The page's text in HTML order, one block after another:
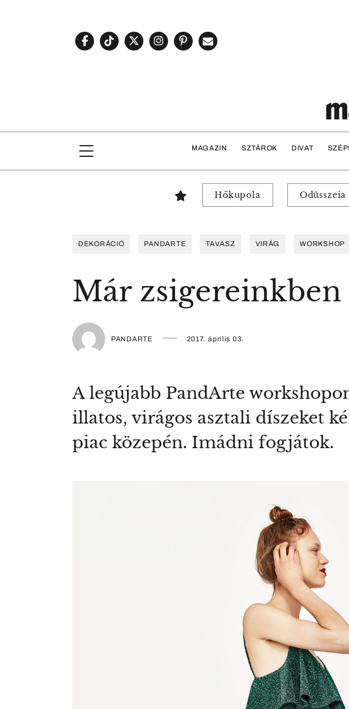
MAGAZIN SZTÁROK DIVAT
Hőkupola Odüsszeia
DEKORÁCIÓ PANDARTE TAVASZ VIRÁG WORKSHOP
Már zsigereinkben
PANDARTE 2017. április 03.
A legújabb PandArte
illatos, virágos asztali díszeket
piac közepén. Imádni fogjátok.